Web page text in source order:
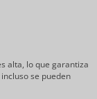
alta, lo que garantiza
se pueden